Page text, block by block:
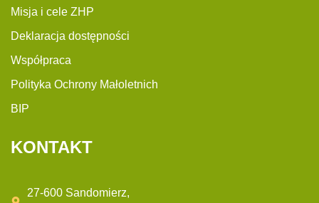
Misja i cele ZHP
Deklaracja dostępności
Współpraca
Polityka Ochrony Małoletnich
BIP
KONTAKT
27-600 Sandomierz,